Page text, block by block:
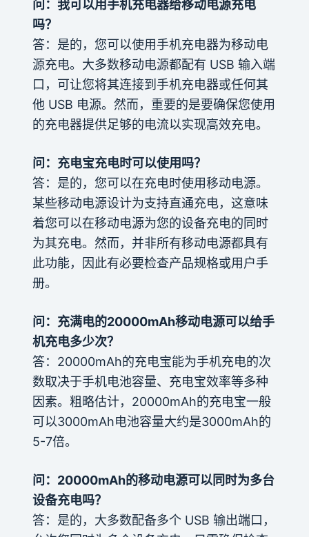
问：我可以用手机充电器给移动电源充电
吗？
答：是的，您可以使用手机充电器为移动电
源充电。大多数移动电源都配有 USB 输入端
口，可让您将其连接到手机充电器或任何其
他 USB 电源。然而，重要的是要确保您使用
的充电器提供足够的电流以实现高效充电。
问：充电宝充电时可以使用吗？
答：是的，您可以在充电时使用移动电源。
某些移动电源设计为支持直通充电，这意味
着您可以在移动电源为您的设备充电的同时
为其充电。然而，并非所有移动电源都具有
此功能，因此有必要检查产品规格或用户手
册。
问：充满电的20000mAh移动电源可以给手
机充电多少次？
答：20000mAh的充电宝能为手机充电的次
数取决于手机电池容量、充电宝效率等多种
因素。粗略估计，20000mAh的充电宝一般
可以3000mAh电池容量大约是3000mAh的
5-7倍。
问：20000mAh的移动电源可以同时为多台
设备充电吗？
答：是的，大多数配备多个 USB 输出端口，